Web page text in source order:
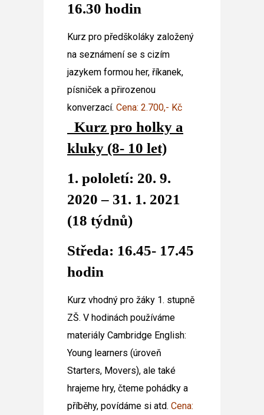
16.30 hodin
Kurz pro předškoláky založený
na seznámení se s cizím
jazykem formou her, říkanek,
písniček a přirozenou
konverzací. Cena: 2.700,- Kč
Kurz pro holky a
kluky (8- 10 let)
1. pololetí: 20. 9.
2020 – 31. 1. 2021
(18 týdnů)
Středa: 16.45- 17.45
hodin
Kurz vhodný pro žáky 1. stupně
ZŠ. V hodinách používáme
materiály Cambridge English:
Young learners (úroveň
Starters, Movers), ale také
hrajeme hry, čteme pohádky a
příběhy, povídáme si atd. Cena: